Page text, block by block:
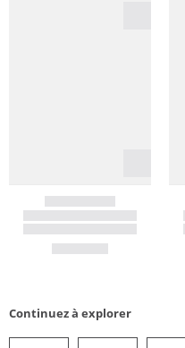
Continuez à explorer